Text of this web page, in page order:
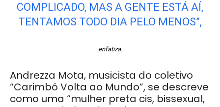
COMPLICADO, MAS A GENTE ESTÁ AÍ,
TENTAMOS TODO DIA PELO MENOS”,
enfatiza.
Andrezza Mota, musicista do coletivo
“Carimbó Volta ao Mundo”, se descreve
como uma “mulher preta cis, bissexual,